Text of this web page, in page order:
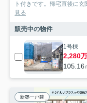
ト付きです。帰宅直後に
見る
販売中の物件
1号棟
2,280
105.16
新築一戸建